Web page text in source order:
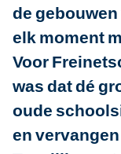
de
elk moment
Voor
was dat dé
oude
en